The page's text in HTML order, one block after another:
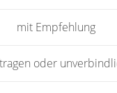
mit Empfehlung
oder